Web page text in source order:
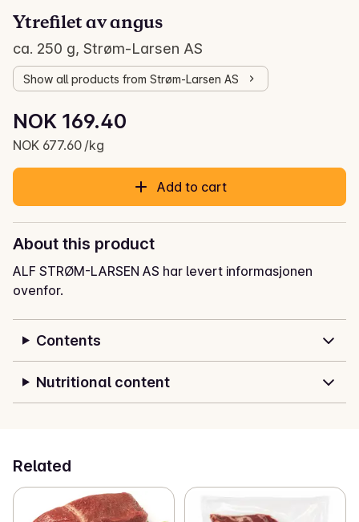
Ytrefilet av angus
ca. 250 g, Strøm-Larsen AS
Show all products from Strøm-Larsen AS
Current price is: NOK 169.40
NOK 169.40
NOK 677.60 /kg
Unit price: NOK 677.60 /kg
Add to cart
About this product
ALF STRØM-LARSEN AS har levert informasjonen
ovenfor.
Contents
Nutritional content
Related